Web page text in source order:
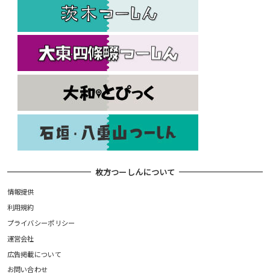
枚方つーしんについて
情報提供
利用規約
プライバシーポリシー
運営会社
広告掲載について
お問い合わせ